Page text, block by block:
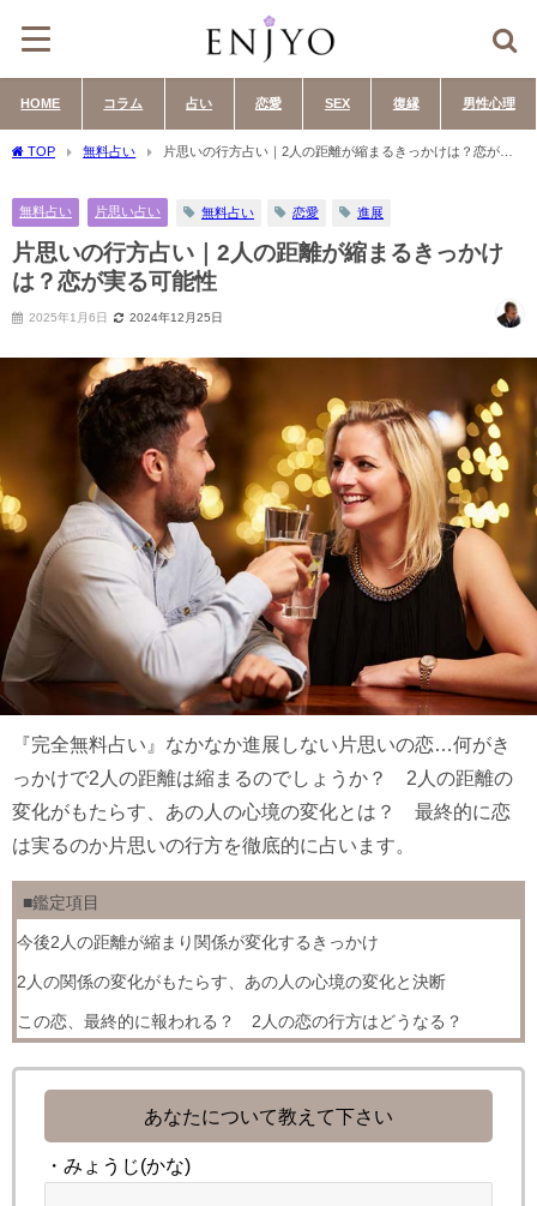
HOME コラム 占い 恋愛 SEX 復縁 男性心理
TOP 無料占い
片思いの行方占い｜2人の距離が縮まるきっかけは？恋が実
無料占い 片思い占い 無料占い 恋愛 進展
片思いの行方占い｜2人の距離が縮まるきっかけ
は？恋が実る可能性
2025年1月6日 2024年12月25日
『完全無料占い』なかなか進展しない片思いの恋…何がき
っかけで2人の距離は縮まるのでしょうか？ 2人の距離の
変化がもたらす、あの人の心境の変化とは？ 最終的に恋
は実るのか片思いの行方を徹底的に占います。
■鑑定項目
今後2人の距離が縮まり関係が変化するきっかけ
2人の関係の変化がもたらす、あの人の心境の変化と決断
この恋、最終的に報われる？ 2人の恋の行方はどうなる？
あなたについて教えて下さい
・みょうじ(かな)